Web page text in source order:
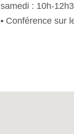
samedi : 10h-
• Conférence sur